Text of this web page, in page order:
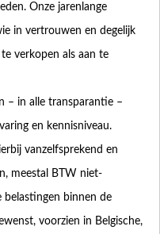
Onze jarenlange
in vertrouwen en degelijk
verkopen als aan te
– in alle transparantie –
en kennisniveau.
vanzelfsprekend en
meestal BTW niet-
binnen de
voorzien in Belgische,